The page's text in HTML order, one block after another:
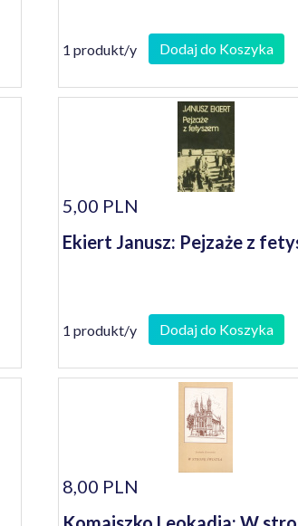
1 produkt/y Dodaj do Koszyka
5,00 PLN
Ekiert Janusz: Pejzaże z
1 produkt/y Dodaj do Koszyka
8,00 PLN